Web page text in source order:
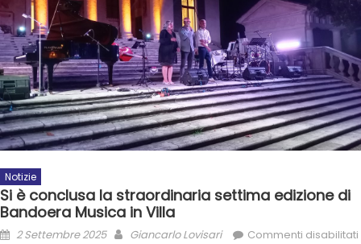
Notizie
Si è conclusa la straordinaria settima edizione di
Bandoera Musica in Villa
2 Settembre 2025 Giancarlo Lovisari Commenti disabilitati